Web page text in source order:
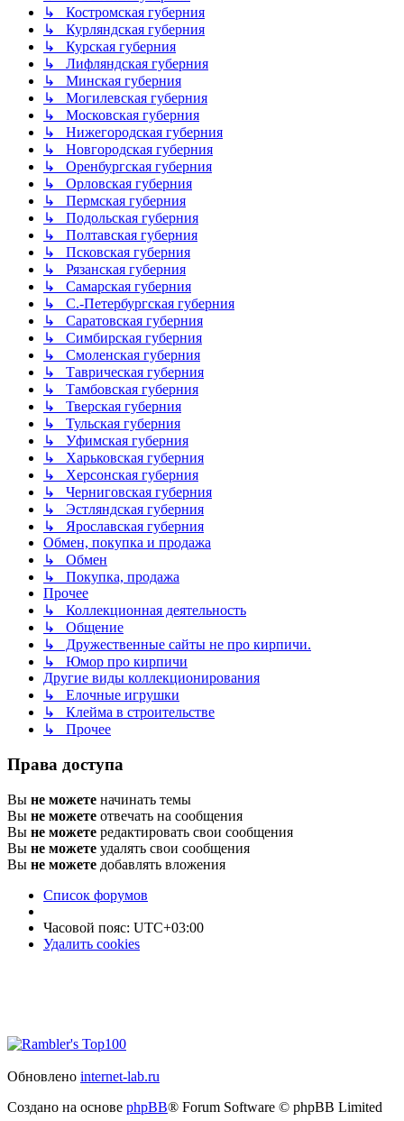
↳ Костромская губерния
↳ Курляндская губерния
↳ Курская губерния
↳ Лифляндская губерния
↳ Минская губерния
↳ Могилевская губерния
↳ Московская губерния
↳ Нижегородская губерния
↳ Новгородская губерния
↳ Оренбургская губерния
↳ Орловская губерния
↳ Пермская губерния
↳ Подольская губерния
↳ Полтавская губерния
↳ Псковская губерния
↳ Рязанская губерния
↳ Самарская губерния
↳ С.-Петербургская губерния
↳ Саратовская губерния
↳ Симбирская губерния
↳ Смоленская губерния
↳ Таврическая губерния
↳ Тамбовская губерния
↳ Тверская губерния
↳ Тульская губерния
↳ Уфимская губерния
↳ Харьковская губерния
↳ Херсонская губерния
↳ Черниговская губерния
↳ Эстляндская губерния
↳ Ярославская губерния
Обмен, покупка и продажа
↳ Обмен
↳ Покупка, продажа
Прочее
↳ Коллекционная деятельность
↳ Общение
↳ Дружественные сайты не про кирпичи.
↳ Юмор про кирпичи
Другие виды коллекционирования
↳ Елочные игрушки
↳ Клейма в строительстве
↳ Прочее
Права доступа
Вы не можете начинать темы
Вы не можете отвечать на сообщения
Вы не можете редактировать свои сообщения
Вы не можете удалять свои сообщения
Вы не можете добавлять вложения
Список форумов
Часовой пояс: UTC+03:00
Удалить cookies
Обновлено internet-lab.ru
Создано на основе phpBB® Forum Software © phpBB Limited